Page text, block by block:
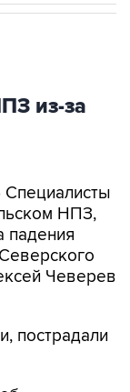
из-за
Специалисты
НПЗ,
падения
Чеверев
пострадали